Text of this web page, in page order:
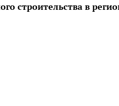
строительства в